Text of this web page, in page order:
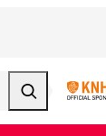
Zoeken